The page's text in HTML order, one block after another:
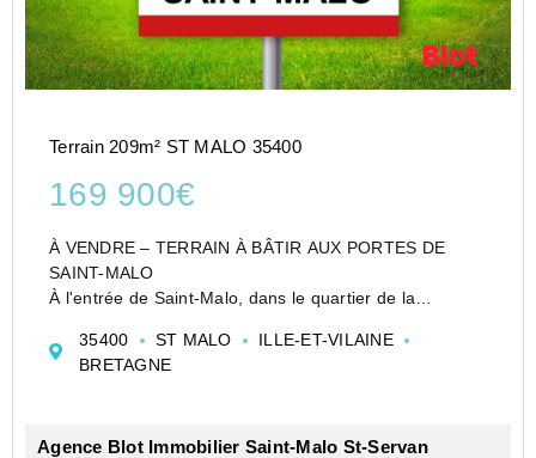
Terrain 209m² ST MALO 35400
169 900€
À VENDRE – TERRAIN À BÂTIR AUX PORTES DE
SAINT-MALO
À l'entrée de Saint-Malo, dans le quartier de la
découvrir ce terrain de plus de 200 m², non viabilisé,
idéal pour concrétiser votre projet de maison neuve....
35400 ST MALO
ILLE-ET-VILAINE
BRETAGNE
Agence Blot Immobilier Saint-Malo St-Servan